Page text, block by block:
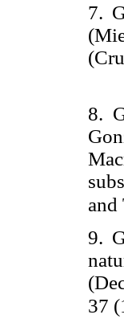
7.
8.
and
9.
37